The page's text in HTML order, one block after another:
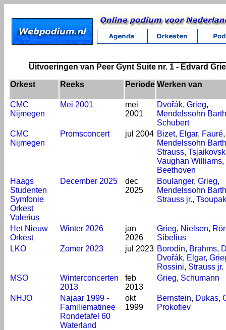
Uitvoeringen van Peer Gynt Suite nr. 1 - Edvard
Orkest Reeks Periode Werken van
CMC
Nijmegen
Mei 2001
mei
2001
Dvořák, Grieg,
Mendelssohn
Schubert
CMC
Nijmegen
Promsconcert jul 2004 Bizet, Elgar, Fauré
Mendelssohn
Strauss,
Vaughan Williams,
Beethoven
Haags
Studenten
Symfonie
Orkest
Valerius
December 2025
dec
2025
Boulanger, Grieg,
Mendelssohn
Strauss jr.,
Het Nieuw
Orkest
Winter 2026
jan
2026
Grieg, Nielsen,
Sibelius
LKO
Zomer 2023 jul 2023 Borodin, Brahms,
Dvořák, Elgar,
Rossini, Strauss jr.
MSO
Winterconcerten
2013
feb
2013
Grieg, Schumann
NHJO
Najaar 1999 -
Familiematinee
Rondetafel 60
Waterland
okt
1999
Bernstein, Dukas,
Prokofiev